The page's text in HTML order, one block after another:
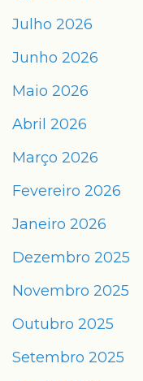
Julho 2026
Junho 2026
Maio 2026
Abril 2026
Março 2026
Fevereiro 2026
Janeiro 2026
Dezembro 2025
Novembro 2025
Outubro 2025
Setembro 2025